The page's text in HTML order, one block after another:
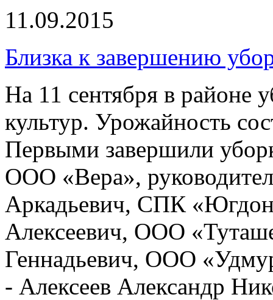
11.09.2015
Близка к завершению
На 11 сентября в районе
культур. Урожайность
Первыми завершили
ООО «Вера»,
Аркадьевич, СПК
Алексеевич, ООО
Геннадьевич, ООО
- Алексеев Александр